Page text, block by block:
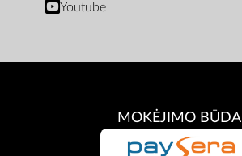
Youtube
MOKĖJIMO BŪDAI